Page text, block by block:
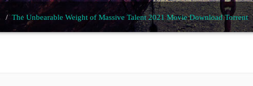
/The Unbearable Weight of Massive Talent 2021 Movie Download Torrent